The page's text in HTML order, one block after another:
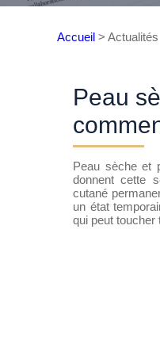
Accueil > Actualités
Peau sèche ou peau déshydratée:
Peau sèche et
donnent cette
cutané
un état
qui peut